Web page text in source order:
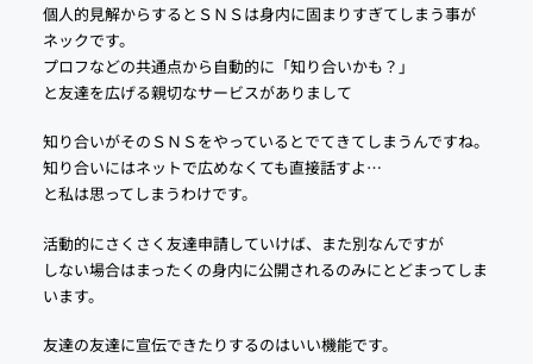
個人的見解からするとＳＮＳは身内に固まりすぎてしまう事が
ネックです。
プロフなどの共通点から自動的に「知り合いかも？」
と友達を広げる親切なサービスがありまして
知り合いがそのＳＮＳをやっているとでてきてしまうんですね。
知り合いにはネットで広めなくても直接話すよ…
と私は思ってしまうわけです。
活動的にさくさく友達申請していけば、また別なんですが
しない場合はまったくの身内に公開されるのみにとどまってしま
います。
友達の友達に宣伝できたりするのはいい機能です。